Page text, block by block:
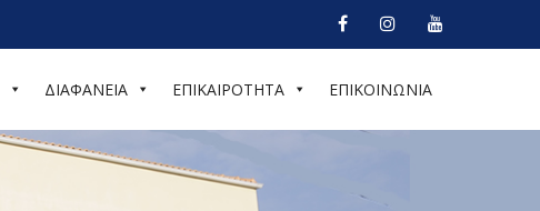
ΔΙΑΦΑΝΕΙΑ ΕΠΙΚΑΙΡΟΤΗΤΑ ΕΠΙΚΟΙΝΩΝΙΑ